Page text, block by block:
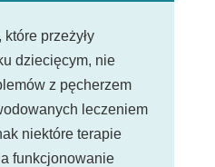
przeżyły
dziecięcym, nie
z pęcherzem
leczeniem
niektóre terapie
funkcjonowanie